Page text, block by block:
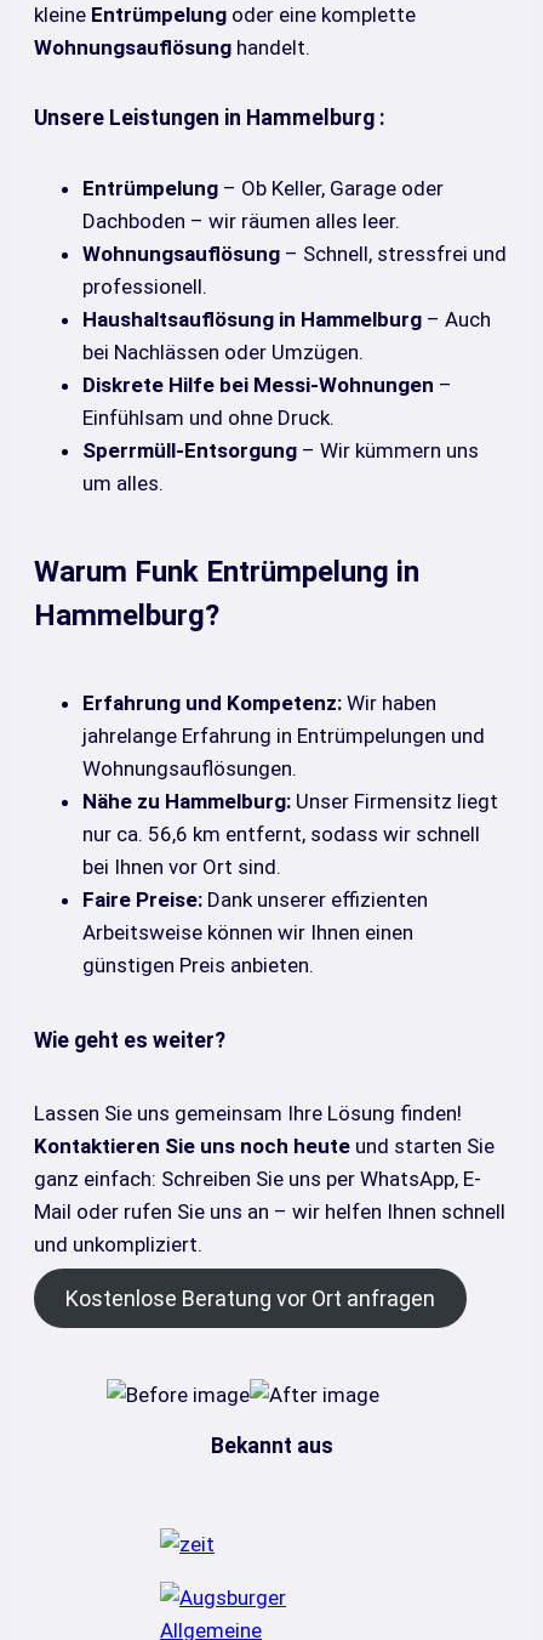
kleine Entrümpelung oder eine komplette
Wohnungsauflösung handelt.
Unsere Leistungen in Hammelburg :
Entrümpelung – Ob Keller, Garage oder
Dachboden – wir räumen alles leer.
Wohnungsauflösung – Schnell, stressfrei und
professionell.
Haushaltsauflösung in Hammelburg – Auch
bei Nachlässen oder Umzügen.
Diskrete Hilfe bei Messi-Wohnungen –
Einfühlsam und ohne Druck.
Sperrmüll-Entsorgung – Wir kümmern uns
um alles.
Warum Funk Entrümpelung in
Hammelburg?
Erfahrung und Kompetenz: Wir haben
jahrelange Erfahrung in Entrümpelungen und
Wohnungsauflösungen.
Nähe zu Hammelburg: Unser Firmensitz liegt
nur ca. 56,6 km entfernt, sodass wir schnell
bei Ihnen vor Ort sind.
Faire Preise: Dank unserer effizienten
Arbeitsweise können wir Ihnen einen
günstigen Preis anbieten.
Wie geht es weiter?
Lassen Sie uns gemeinsam Ihre Lösung finden!
Kontaktieren Sie uns noch heute und starten Sie
ganz einfach: Schreiben Sie uns per WhatsApp, E-
Mail oder rufen Sie uns an – wir helfen Ihnen schnell
und unkompliziert.
Kostenlose Beratung vor Ort anfragen
Bekannt aus